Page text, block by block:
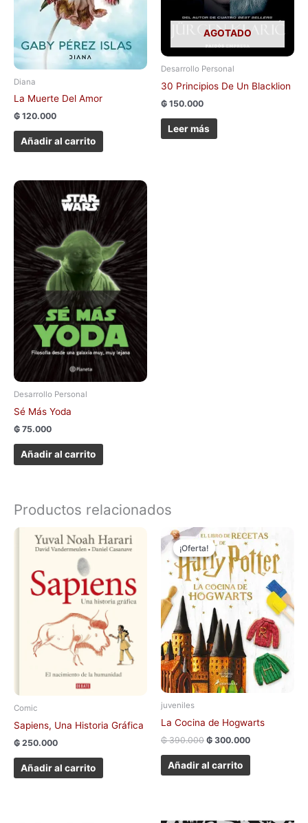
Diana
La Muerte Del Amor
₲ 120.000
Añadir al carrito
AGOTADO
Desarrollo Personal
30 Principios De Un Blacklion
₲ 150.000
Leer más
Desarrollo Personal
Sé Más Yoda
₲ 75.000
Añadir al carrito
Productos relacionados
Comic
Sapiens, Una Historia Gráfica
₲ 250.000
Añadir al carrito
¡Oferta!
¡Oferta!
juveniles
La Cocina de Hogwarts
₲390.000
El
precio
original
era:
₲ 390.000.
₲ 300.000
El
precio
actual
es:
₲ 300.000.
Añadir al carrito